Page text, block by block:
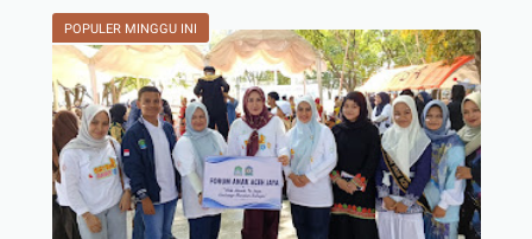
POPULER MINGGU INI